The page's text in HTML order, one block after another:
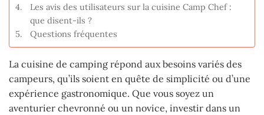
Les avis des utilisateurs sur la cuisine Camp Chef :
que disent-ils ?
Questions fréquentes
La cuisine de camping répond aux besoins variés des
campeurs, qu’ils soient en quête de simplicité ou d’une
expérience gastronomique. Que vous soyez un
aventurier chevronné ou un novice, investir dans un